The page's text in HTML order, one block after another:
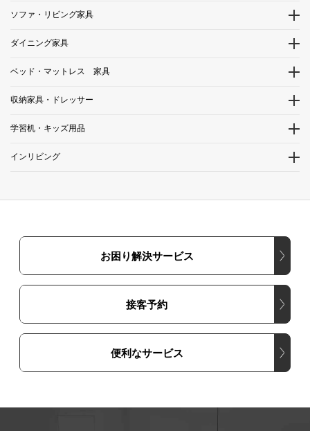
ソファ・リビング家具
ダイニング家具
ベッド・マットレス 家具
収納家具・ドレッサー
学習机・キッズ用品
インリビング
お困り解決サービス
接客予約
便利なサービス